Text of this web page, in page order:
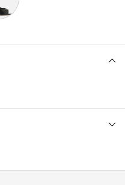
com recorte quadrado
nas laterais. Aberto,